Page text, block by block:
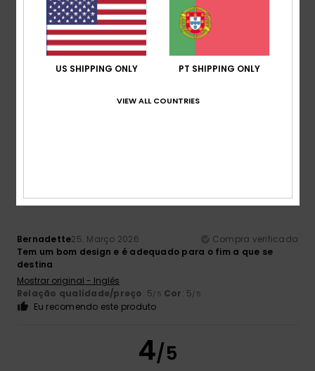
Christelle30. Abril 2026
bolsos práticos
Relação qualidade/preço
Bernadette25. Março 2026
Compra verificada
Tem um bom design e é adequado para o fim a que se
destina
Mostrar original - Inglês
Relação qualidade/preço: 5/5 Cor: 5/5
Eu recomendo este produto
4/5
US SHIPPING ONLY PT SHIPPING ONLY
VIEW ALL COUNTRIES